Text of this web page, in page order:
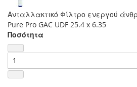
Ανταλλακτικό Φίλτρο ενεργού
Pure Pro GAC UDF 25.4 x 6.35
Ποσότητα